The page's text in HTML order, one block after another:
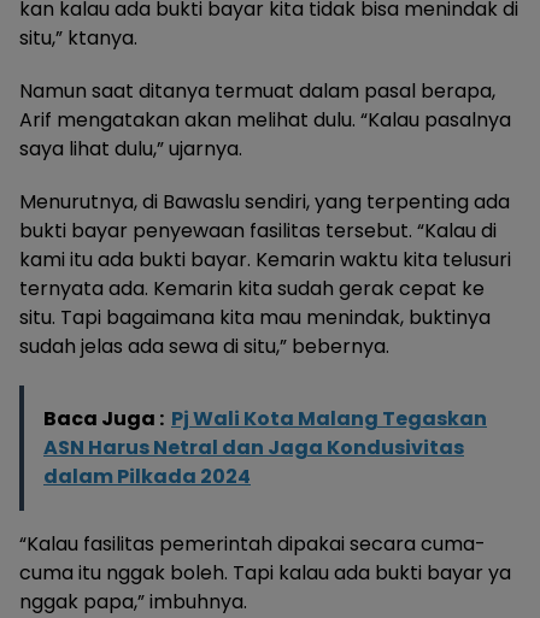
kan kalau ada bukti bayar kita tidak bisa menindak di
situ,” ktanya.
Namun saat ditanya termuat dalam pasal berapa,
Arif mengatakan akan melihat dulu. “Kalau pasalnya
saya lihat dulu,” ujarnya.
Menurutnya, di Bawaslu sendiri, yang terpenting ada
bukti bayar penyewaan fasilitas tersebut. “Kalau di
kami itu ada bukti bayar. Kemarin waktu kita telusuri
ternyata ada. Kemarin kita sudah gerak cepat ke
situ. Tapi bagaimana kita mau menindak, buktinya
sudah jelas ada sewa di situ,” bebernya.
Baca Juga : Pj Wali Kota Malang Tegaskan
ASN Harus Netral dan Jaga Kondusivitas
dalam Pilkada 2024
“Kalau fasilitas pemerintah dipakai secara cuma-
cuma itu nggak boleh. Tapi kalau ada bukti bayar ya
nggak papa,” imbuhnya.